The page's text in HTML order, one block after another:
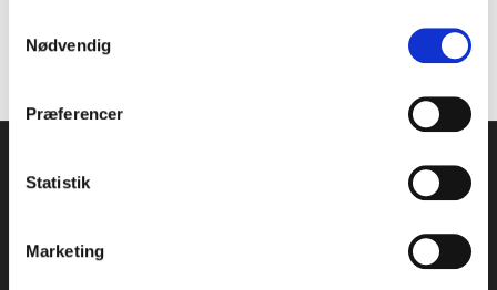
Nødvendig
Præferencer
Statistik
Marketing
genvindingsvirksomheder med sekretariat hos Dansk Erhverv.